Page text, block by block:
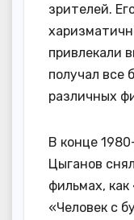
зрителей.
привлекали
получал все
различных
В конце
Цыганов
фильмах,
«Человек с